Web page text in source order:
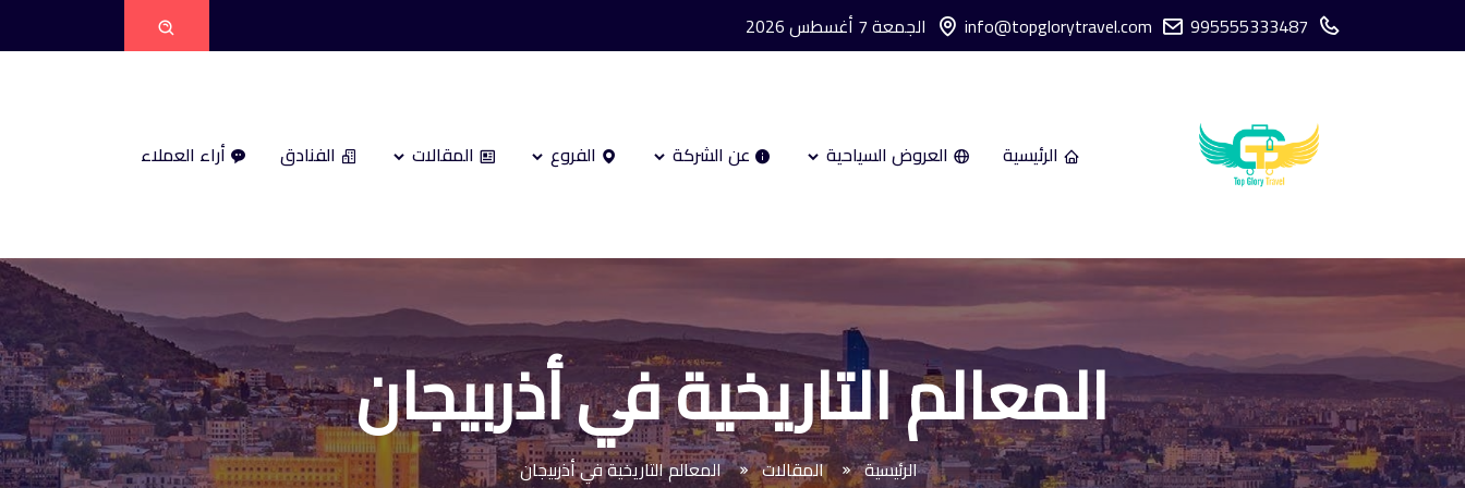
995555333487
info@topglorytravel.com الجمعة 7 أغسطس 2026
الرئيسية العروض السياحية عن الشركة الفروع المقالات الفنادق أراء العملاء
المعالم التاريخية في أذربيجان
الرئيسية المقالات المعالم التاريخية في أذربيجان